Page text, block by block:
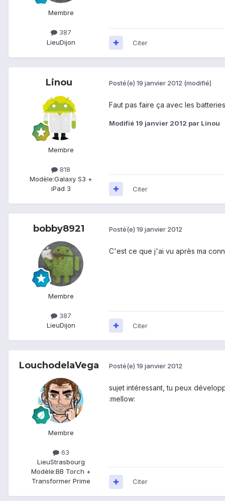
Membre
387
LieuDijon Citer
Linou
Membre
818
Modèle:Galaxy S3 +
iPad 3
Posté(e) 19 janvier 2012 (modifié)
Faut pas faire ça avec les
Modifié 19 janvier 2012 par Linou
Citer
bobby8921
Membre
387
LieuDijon
Posté(e) 19 janvier 2012
C'est ce que j'ai vu après ma
Citer
LouchodelaVega
Membre
63
LieuStrasbourg
Modèle:BB Torch +
Transformer Prime
Posté(e) 19 janvier 2012
sujet intéressant, tu peux
:mellow:
Citer